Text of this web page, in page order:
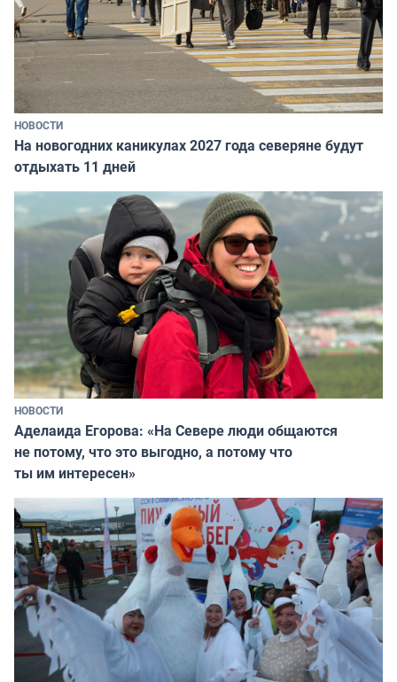
НОВОСТИ
На новогодних каникулах 2027 года северяне будут
отдыхать 11 дней
НОВОСТИ
Аделаида Егорова: «На Севере люди общаются
не потому, что это выгодно, а потому что
ты им интересен»